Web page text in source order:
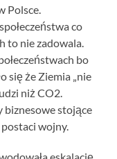
Polsce.
co
to nie zadowala.
bo
się że Ziemia „nie
niż CO2.
biznesowe stojące
wojny.